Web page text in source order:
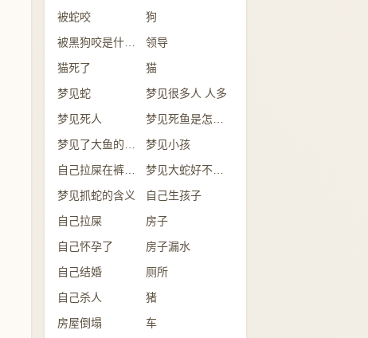
被蛇咬
狗
领导
猫死了
猫
梦见蛇
梦见很多人 人多
梦见死人
梦见小孩
梦见大蛇好不好？
梦见抓蛇的含义
自己生孩子
自己拉屎
房子
自己怀孕了
房子漏水
自己结婚
厕所
自己杀人
猪
房屋倒塌
车